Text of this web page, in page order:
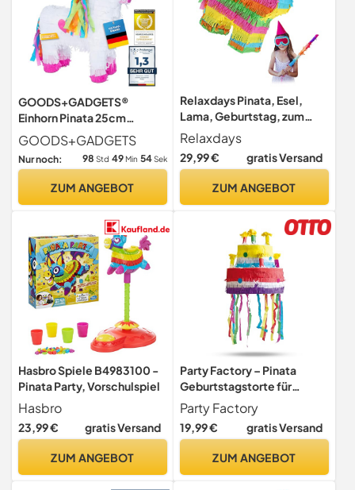
GOODS+GADGETS®
Einhorn Pinata 25cm
Partydeko für den
Kindergeburtstag
GOODS+GADGETS
Nur noch: 98 Std 49 Min 53Sek
ZUM ANGEBOT
Relaxdays Pinata, Esel,
Lama, Geburtstag, zum
Aufhängen, Mädchen &
Junge, HBT 27,5 x 25 x 7 cm,
Regenbogen, Kinder, bunt,
Relaxdays
29,99 € gratis Versand
ZUM ANGEBOT
Hasbro Spiele B4983100 -
Pinata Party, Vorschulspiel
Hasbro
23,99 € gratis Versand
ZUM ANGEBOT
Party Factory – Pinata
Geburtstagstorte für
Jungen & Mädchen zum
Befüllen & aufhängen –
Schlag-Piñata als Party
Geburtstag & Mottopartys
Party Factory
19,99 € gratis Versand
ZUM ANGEBOT